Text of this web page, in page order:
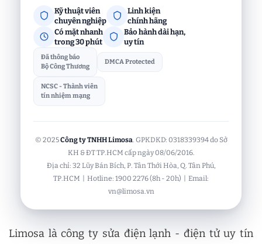
Kỹ thuật viên
chuyên nghiệp
Linh kiện
chính hãng
Có mặt nhanh
trong 30 phút
Bảo hành dài hạn,
uy tín
Đã thông báo
Bộ Công Thương
DMCA Protected
NCSC - Thành viên
tín nhiệm mạng
© 2025Công ty TNHH Limosa . GPKDKD: 0318339394 do Sở
KH & ĐT TP.HCM cấp ngày 08/06/2016.
Địa chỉ: 32 Lũy Bán Bích, P. Tân Thới Hòa, Q. Tân Phú,
TP.HCM | Hotline: 1900 2276 (8h - 20h) | Email:
vn@limosa.vn
Limosa là công ty sửa điện lạnh - điện tử uy tín